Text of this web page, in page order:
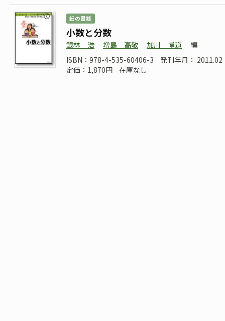
紙の書籍
小数と分数
銀林 浩 増島 高敬 加川 博道
編
ISBN：978-4-535-60406-3
発刊年月： 2011.02
定価：1,870円
在庫なし